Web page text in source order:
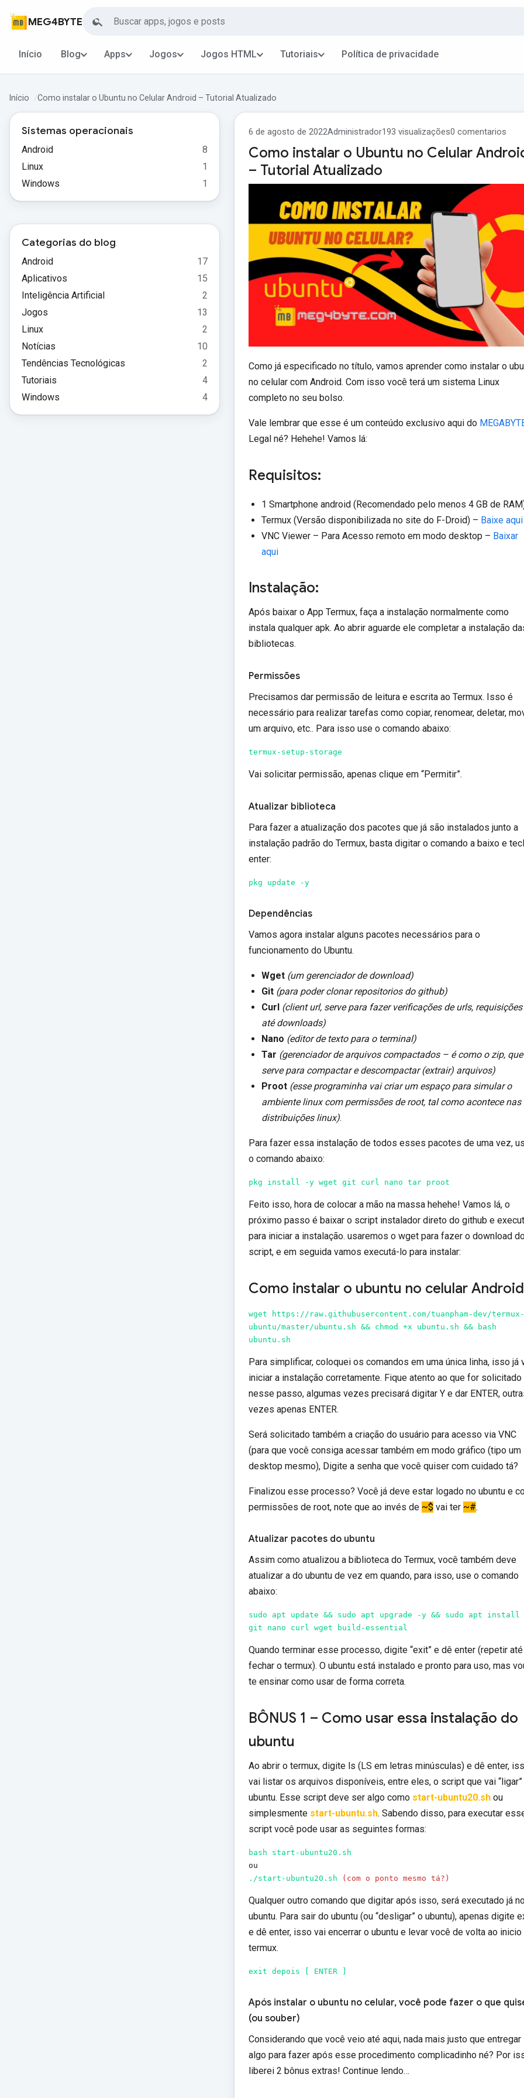
MEG4BYTE
Início Blog Apps Jogos Jogos HTML Tutoriais Política de privacidade
Início Como instalar o Ubuntu no Celular Android – Tutorial Atualizado
Sistemas operacionais
Android
8
Linux
1
Windows
1
Categorias do blog
Android
17
Aplicativos
15
Inteligência Artificial
2
Jogos
13
Linux
2
Notícias
10
Tendências Tecnológicas
2
Tutoriais
4
Windows
4
6 de agosto de 2022Administrador193 visualizações0 comentarios
Como instalar o Ubuntu no Celular
– Tutorial Atualizado
Como já especificado no título, vamos aprender como instalar o
no celular com Android. Com isso você terá um sistema Linux
completo no seu bolso.
Vale lembrar que esse é um conteúdo exclusivo aqui do
Legal né? Hehehe! Vamos lá:
Requisitos:
1 Smartphone android (Recomendado pelo menos 4 GB de
Termux (Versão disponibilizada no site do F-Droid) – Baixe aqui
VNC Viewer – Para Acesso remoto em modo desktop – Baixar
aqui
Instalação:
Após baixar o App Termux, faça a instalação normalmente como
instala qualquer apk. Ao abrir aguarde ele completar a instalação
bibliotecas.
Permissões
Precisamos dar permissão de leitura e escrita ao Termux. Isso é
necessário para realizar tarefas como copiar, renomear, deletar,
um arquivo, etc.. Para isso use o comando abaixo:
termux-setup-storage
Vai solicitar permissão, apenas clique em “Permitir”.
Atualizar biblioteca
Para fazer a atualização dos pacotes que já são instalados junto a
instalação padrão do Termux, basta digitar o comando a baixo e
enter:
pkg update -y
Dependências
Vamos agora instalar alguns pacotes necessários para o
funcionamento do Ubuntu.
Wget (um gerenciador de download)
Git (para poder clonar repositorios do github)
Curl (client url, serve para fazer verificações de urls, requisições
até downloads)
Nano (editor de texto para o terminal)
Tar (gerenciador de arquivos compactados – é como o zip, que
serve para compactar e descompactar (extrair) arquivos)
Proot (esse programinha vai criar um espaço para simular o
ambiente linux com permissões de root, tal como acontece nas
distribuições linux).
Para fazer essa instalação de todos esses pacotes de uma vez,
o comando abaixo:
pkg install -y wget git curl nano tar proot
Feito isso, hora de colocar a mão na massa hehehe! Vamos lá, o
próximo passo é baixar o script instalador direto do github e
para iniciar a instalação. usaremos o wget para fazer o download
script, e em seguida vamos executá-lo para instalar:
Como instalar o ubuntu no celular
wget https://raw.githubusercontent.com/tuanpham-dev/termux-
ubuntu/master/ubuntu.sh && chmod +x ubuntu.sh && bash
ubuntu.sh
Para simplificar, coloquei os comandos em uma única linha, isso já
iniciar a instalação corretamente. Fique atento ao que for solicitado
nesse passo, algumas vezes precisará digitar Y e dar ENTER,
vezes apenas ENTER.
Será solicitado também a criação do usuário para acesso via VNC
(para que você consiga acessar também em modo gráfico (tipo um
desktop mesmo), Digite a senha que você quiser com cuidado tá?
Finalizou esse processo? Você já deve estar logado no ubuntu e
permissões de root, note que ao invés de ~$ vai ter ~#.
Atualizar pacotes do ubuntu
Assim como atualizou a biblioteca do Termux, você também deve
atualizar a do ubuntu de vez em quando, para isso, use o comando
abaixo:
sudo apt update && sudo apt upgrade -y && sudo apt install
git nano curl wget build-essential
Quando terminar esse processo, digite “exit” e dê enter (repetir até
fechar o termux). O ubuntu está instalado e pronto para uso, mas
te ensinar como usar de forma correta.
BÔNUS 1 – Como usar essa instalação do
ubuntu
Ao abrir o termux, digite ls (LS em letras minúsculas) e dê enter,
vai listar os arquivos disponíveis, entre eles, o script que vai
ubuntu. Esse script deve ser algo como start-ubuntu20.sh ou
simplesmente start-ubuntu.sh. Sabendo disso, para executar
script você pode usar as seguintes formas:
bash start-ubuntu20.sh
./start-ubuntu20.sh
(com o ponto mesmo tá?)
Qualquer outro comando que digitar após isso, será executado já
ubuntu. Para sair do ubuntu (ou “desligar” o ubuntu), apenas digite
e dê enter, isso vai encerrar o ubuntu e levar você de volta ao inicio
termux.
exit depois [ ENTER ]
Após instalar o ubuntu no celular, você pode fazer o que
(ou souber)
Considerando que você veio até aqui, nada mais justo que entregar
algo para fazer após esse procedimento complicadinho né? Por
liberei 2 bônus extras! Continue lendo…